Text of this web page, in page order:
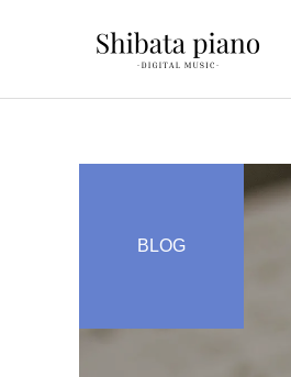
BLOG